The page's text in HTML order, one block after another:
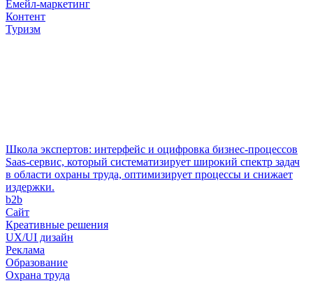
Емейл-маркетинг
Контент
Туризм
Школа экспертов: интерфейс и оцифровка бизнес-процессов
Saas-сервис, который систематизирует широкий спектр задач
в области охраны труда, оптимизирует процессы и снижает
издержки.
b2b
Сайт
Креативные решения
UX/UI дизайн
Реклама
Образование
Охрана труда